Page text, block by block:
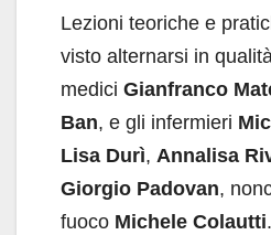
Lezioni teoriche e
visto alternarsi in
medici Gianfranco
Ban, e gli infermieri
Lisa Durì, Annalisa
Giorgio Padovan,
fuoco Michele Colautti.